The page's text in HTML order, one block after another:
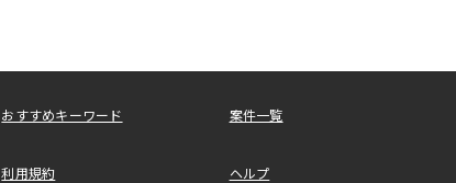
おすすめキーワード 案件一覧
利用規約 ヘルプ